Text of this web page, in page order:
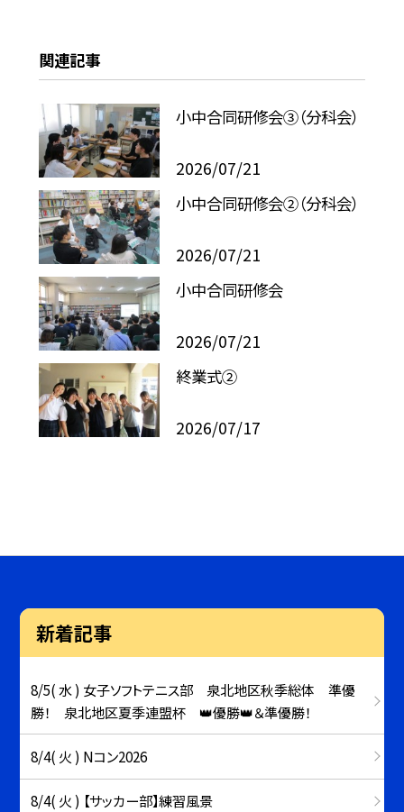
関連記事
小中合同研修会③（分科会）
2026/07/21
小中合同研修会②（分科会）
2026/07/21
小中合同研修会
2026/07/21
終業式②
2026/07/17
新着記事
8/5( 水 ) 女子ソフトテニス部 泉北地区秋季総体 準優
勝！ 泉北地区夏季連盟杯 👑優勝👑＆準優勝！
8/4( 火 ) Nコン2026
8/4( 火 ) 【サッカー部】練習風景